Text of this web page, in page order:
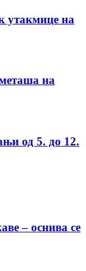
утакмице на
на
од 5. до 12.
– оснива се